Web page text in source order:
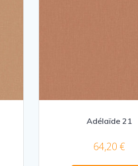
Adélaïde 21
64,20 €